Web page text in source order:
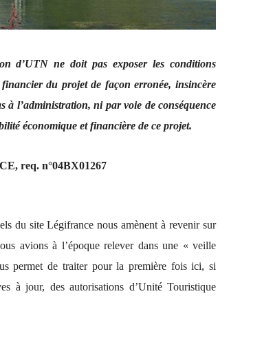
d’UTN ne doit pas exposer les conditions
du projet de façon erronée, insincère
à l’administration, ni par voie de conséquence
économique et financière de ce projet.
req. n°04BX01267
du site Légifrance nous amènent à revenir sur
avions à l’époque relever dans une « veille
permet de traiter pour la première fois ici, si
à jour, des autorisations d’Unité Touristique